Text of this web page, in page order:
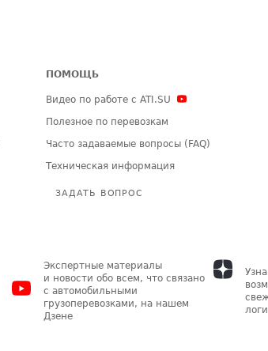
ПОМОЩЬ
Видео по работе с ATI.SU
Полезное по перевозкам
Часто задаваемые вопросы (FAQ)
Техническая информация
ЗАДАТЬ ВОПРОС
Экспертные материалы
и новости обо всем, что связано
с автомобильными
грузоперевозками, на нашем
Дзене